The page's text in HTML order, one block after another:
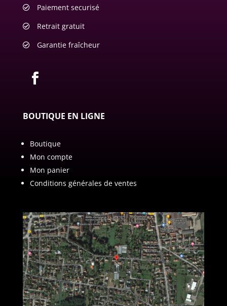
Paiement securisé
Retrait gratuit
Garantie fraîcheur
BOUTIQUE EN LIGNE
Boutique
Mon compte
Mon panier
Conditions générales de ventes